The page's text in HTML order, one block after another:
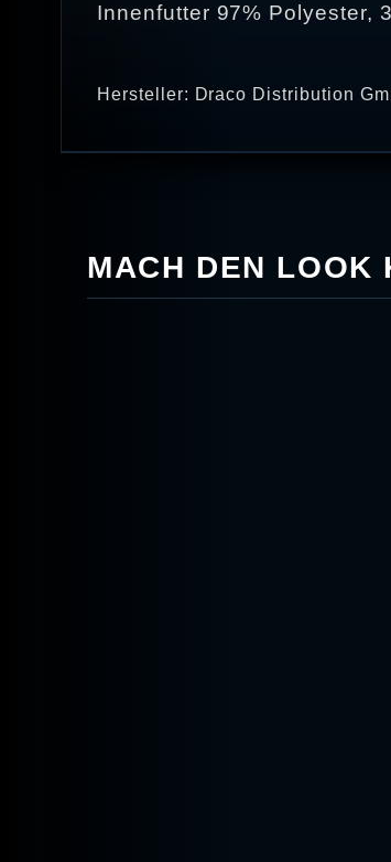
Innenfutter 97% Polyester,
Hersteller: Draco Distribution
MACH DEN LOOK